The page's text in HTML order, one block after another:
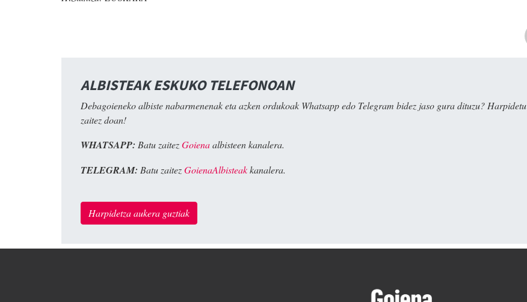
ALBISTEAK ESKUKO TELEFONOAN
Debagoieneko albiste nabarmenenak eta azken ordukoak Whatsapp edo Telegram bidez jaso gura dituzu? Harpidetu
zaitez doan!
WHATSAPP: Batu zaitezGoienaalbisteen kanalera.
TELEGRAM: Batu zaitezGoienaAlbisteakkanalera.
Harpidetza aukera guztiak